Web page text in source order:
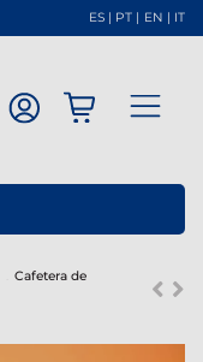
ES | PT | EN | IT
Cafetera de